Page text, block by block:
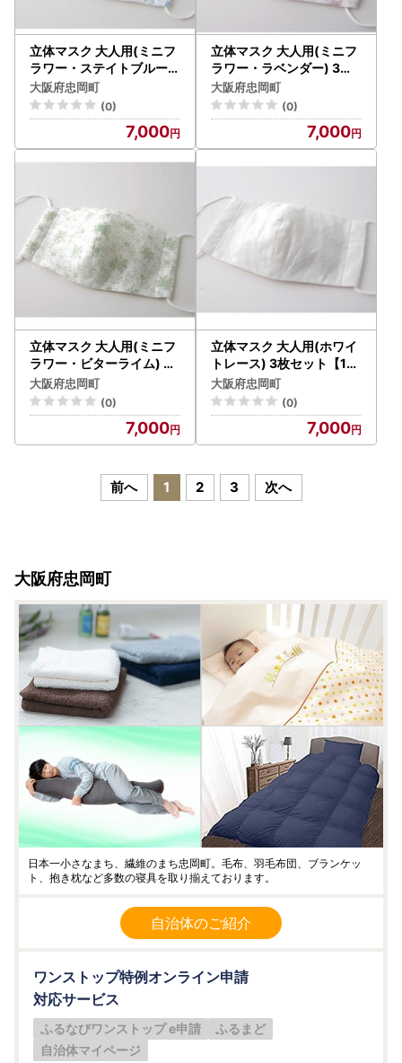
立体マスク 大人用(ミニフ
ラワー・ステイトブルー)
3枚セット【1112241】
大阪府忠岡町
(0)
7,000
立体マスク 大人用(ミニフ
ラワー・ラベンダー) 3枚
セット【1112242】
大阪府忠岡町
(0)
7,000
立体マスク 大人用(ミニフ
ラワー・ビターライム) 3
枚セット【1112243】
大阪府忠岡町
(0)
7,000
立体マスク 大人用(ホワイ
トレース) 3枚セット【111
2244】
大阪府忠岡町
(0)
7,000
前へ 1 2 3 次へ
大阪府忠岡町
日本一小さなまち、繊維のまち忠岡町。毛布、羽毛布団、ブランケッ
ト、抱き枕など多数の寝具を取り揃えております。
自治体のご紹介
ワンストップ特例オンライン申請
対応サービス
ふるなびワンストップ e申請
ふるまど
自治体マイページ